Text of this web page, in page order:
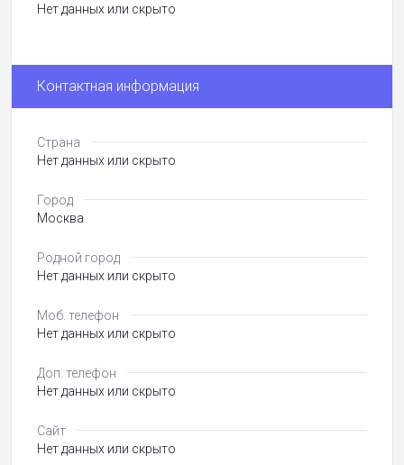
Нет данных или скрыто
Контактная информация
Страна
Нет данных или скрыто
Город
Москва
Родной город
Нет данных или скрыто
Моб. телефон
Нет данных или скрыто
Доп. телефон
Нет данных или скрыто
Сайт
Нет данных или скрыто